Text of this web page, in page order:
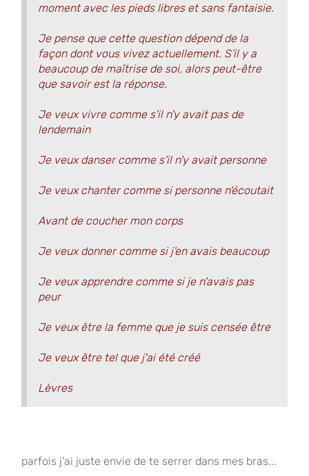
moment avec les pieds libres et sans fantaisie.
Je pense que cette question dépend de la
façon dont vous vivez actuellement. S’il y a
beaucoup de maîtrise de soi, alors peut-être
que savoir est la réponse.
Je veux vivre comme s'il n'y avait pas de
lendemain
Je veux danser comme s'il n'y avait personne
Je veux chanter comme si personne n'écoutait
Avant de coucher mon corps
Je veux donner comme si j'en avais beaucoup
Je veux apprendre comme si je n'avais pas
peur
Je veux être la femme que je suis censée être
Je veux être tel que j'ai été créé
Lèvres
parfois j'ai juste envie de te serrer dans mes bras...